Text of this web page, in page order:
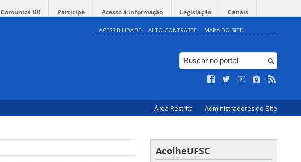
Comunica BR Participe Acesso à informação Legislação Canais
ACESSIBILIDADE ALTO CONTRASTE MAPA DO SITE
Área Restrita Administradores do Site
AcolheUFSC